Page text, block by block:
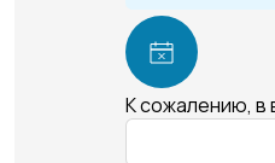
К сожалению, в